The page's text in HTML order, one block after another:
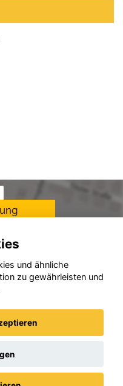
der
ist Ihre
vom
und
und ähnliche
zu gewährleisten und